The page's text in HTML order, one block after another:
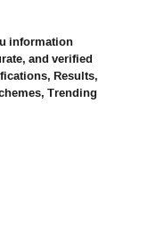
information
and verified
Results,
Trending